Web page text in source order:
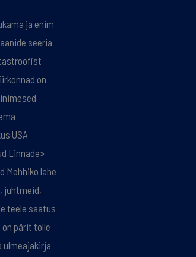
ja enim
seeria
on
USA
Linnade»
Mehhiko lahe
juhtmeid,
teele saatus
on pärit tolle